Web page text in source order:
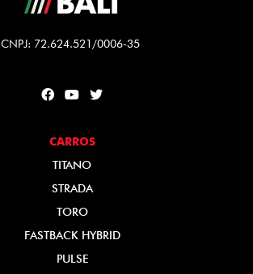
CNPJ: 72.624.521/0006-35
CARROS
TITANO
STRADA
TORO
FASTBACK HYBRID
PULSE